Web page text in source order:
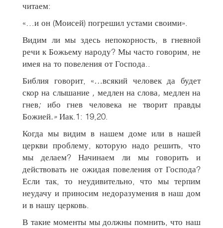
читаем:
«…и он (Моисей) погрешил устами своими».
Видим ли мы здесь непокорность, в гневной
речи к Божьему народу? Мы часто говорим, не
имея на то повеления от Господа..
Библия говорит, «…всякий человек да будет
скор на слышание , медлен на слова, медлен на
гнев; ибо гнев человека не творит правды
Божией.»Иак.1: 19,20.
Когда мы видим в нашем доме или в нашей
церкви проблему, которую надо решить, что
мы делаем? Начинаем ли мы говорить и
действовать не ожидая повеления от Господа?
Если так, то неудивительно, что мы терпим
неудачу и приносим недоразумения в наш дом
и в нашу церковь.
В такие моменты мы должны помнить, что наш